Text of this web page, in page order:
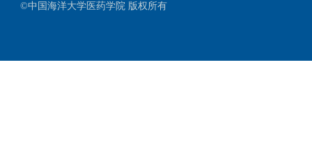
©中国海洋大学医药学院 版权所有